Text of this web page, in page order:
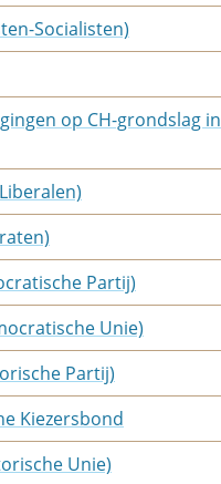
Socialisten)
op CH-grondslag in
Partij)
Unie)
Partij)
Kiezersbond
Unie)